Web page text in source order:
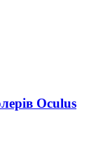
Oculus